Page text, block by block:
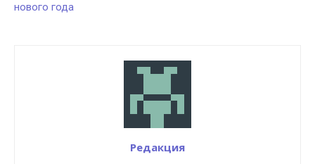
нового года
Редакция